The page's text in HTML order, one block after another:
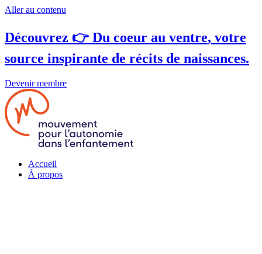
Aller au contenu
Découvrez 👉 Du coeur au ventre, votre
source inspirante de récits de naissances.
Devenir membre
Accueil
À propos